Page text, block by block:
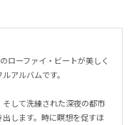
ローファイ・ビートが美しく
アルバムです。
して洗練された深夜の都市
します。時に瞑想を促すほ